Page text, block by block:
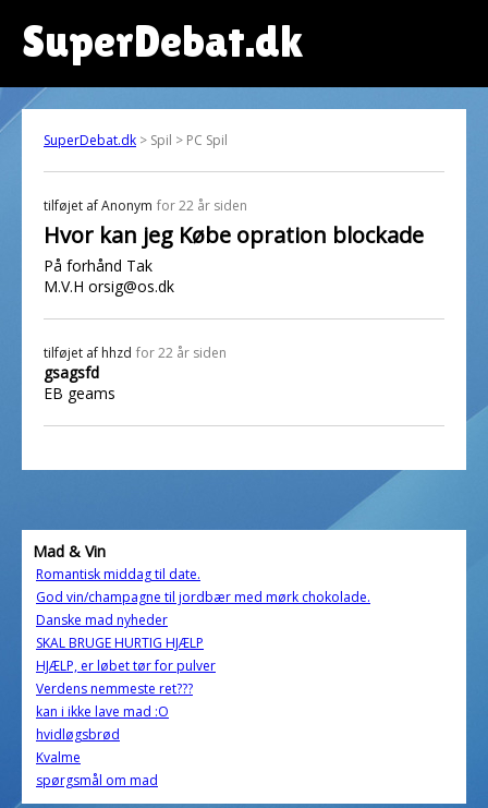
SuperDebat.dk
SuperDebat.dk > Spil > PC Spil
tilføjet afAnonym for 22 år siden
Hvor kan jeg Købe opration blockade
På forhånd Tak
M.V.H orsig@os.dk
tilføjet af hhzd for 22 år siden
gsagsfd
EB geams
Mad & Vin
Romantisk middag til date.
God vin/champagne til jordbær med mørk chokolade.
Danske mad nyheder
SKAL BRUGE HURTIG HJÆLP
HJÆLP, er løbet tør for pulver
Verdens nemmeste ret???
kan i ikke lave mad :O
hvidløgsbrød
Kvalme
spørgsmål om mad